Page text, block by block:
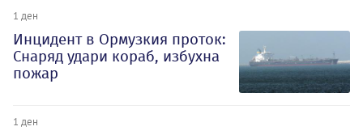
1 ден
Инцидент в Ормузкия проток:
Снаряд удари кораб, избухна
пожар
1 ден